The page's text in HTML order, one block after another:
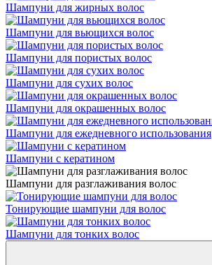
Шампуни для жирных волос
Шампуни для вьющихся волос
Шампуни для пористых волос
Шампуни для сухих волос
Шампуни для окрашенных волос
Шампуни для ежедневного использования
Шампуни с кератином
Шампуни для разглаживания волос
Тонирующие шампуни для волос
Шампуни для тонких волос